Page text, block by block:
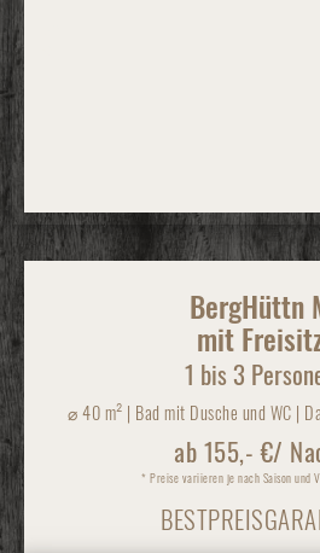
BergHüttn
mit
1 bis 3
⌀40 m² | Bad mit Dusche und WC |
ab 155,- €/
* Preise variieren je nach Saison und